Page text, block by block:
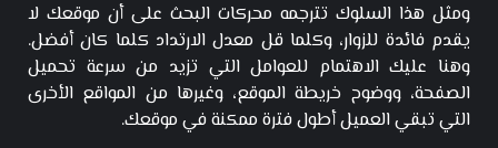
ومثل هذا السلوك تترجمه محركات البحث على أن موقعك لا
يقدم فائدة للزوار، وكلما قل معدل الارتداد كلما كان أفضل.
وهنا عليك الاهتمام للعوامل التي تزيد من سرعة تحميل
الصفحة، ووضوح خريطة الموقع، وغيرها من المواقع الأخرى
التي تبقي العميل أطول فترة ممكنة في موقعك.